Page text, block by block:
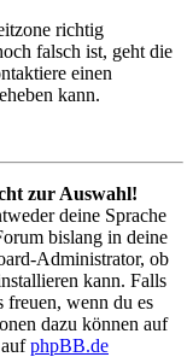
richtig
falsch ist, geht die
einen
kann.
zur Auswahl!
deine Sprache
bislang in deine
Administrator, ob
kann. Falls
freuen, wenn du es
dazu können auf
phpBB.de